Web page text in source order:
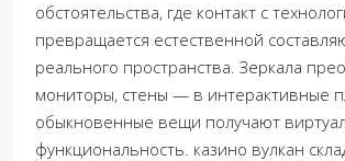
обстоятельства, где контакт с
превращается естественной
реального пространства. Зеркала
мониторы, стены — в интерактивные
обыкновенные вещи получают
функциональность. казино вулкан